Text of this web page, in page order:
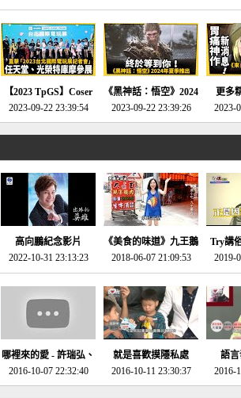
回「石村號」的恐懼體
驗-電玩宅速配
20230125
版」!!!今年就能玩到!!-
電玩宅速配20230124
動作角
電玩宅
【2023 TpGS】Coser
和Show Girl搶先看！
直擊展前記者會-電玩
2023-09-22 23:39:54
《黑神話：悟空》2024
年夏季推出！確定不會
延期齁？-電玩宅速配
2023-09-22 23:39:26
更多
《來
金鄉
2023-
高向鵬紀念影片
2022-10-31 23:13:23
《美食的味道》九王鵝
肉
2018-06-07 21:09:53
Try講
2019-
哪裡來的愛 - 許瑞弘、
李其芬
2016-10-07 22:32:40
就是喜歡摸隱私處
2016-10-11 23:30:37
語
2016-